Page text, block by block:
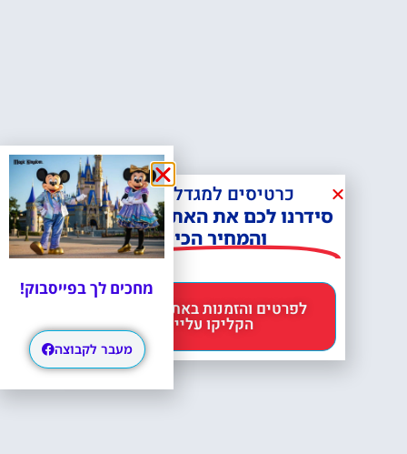
כרטיסים למגדל אייפל?
סידרנו לכם את האתר הכי אמין -
והמחיר הכי זול!
הקליקו עליי 😊
מחכים לך בפייסבוק!
מעבר לקבוצה